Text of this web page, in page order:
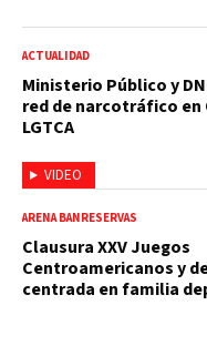
VIDEO
ACTUALIDAD
Ministerio Público y
red de narcotráfico en
LGTCA
ARENA BANRESERVAS
Clausura XXV Juegos
Centroamericanos y
centrada en familia